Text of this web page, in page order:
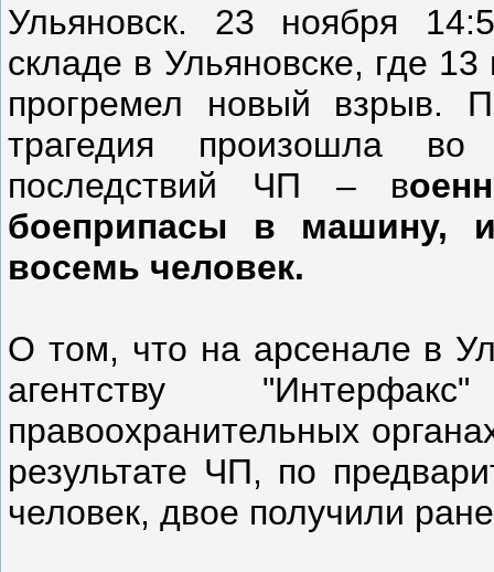
Ульяновск. 23 ноября
складе в Ульяновске, где
прогремел новый взрыв.
трагедия произошла
последствий ЧП – в
боеприпасы в машину,
восемь человек.
О том, что на арсенале в
агентству
правоохранительных
результате ЧП, по
человек, двое получили